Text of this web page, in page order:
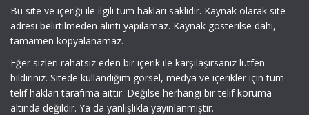
Bu site ve içeriği ile ilgili tüm hakları saklıdır. Kaynak olarak site
adresi belirtilmeden alıntı yapılamaz. Kaynak gösterilse dahi,
tamamen kopyalanamaz.
Eğer sizleri rahatsız eden bir içerik ile karşılaşırsanız lütfen
bildiriniz. Sitede kullandığım görsel, medya ve içerikler için tüm
telif hakları tarafıma aittir. Değilse herhangi bir telif koruma
altında değildir. Ya da yanlışlıkla yayınlanmıştır.